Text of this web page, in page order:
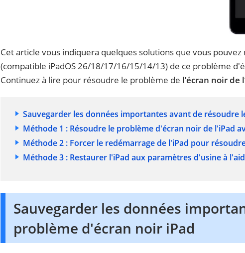
Cet article vous indiquera quelques solutions que vous
(compatible iPadOS 26/18/17/16/15/14/13) de ce problème
Continuez à lire pour résoudre le problème de l’écran noir de
Sauvegarder les données importantes avant de résoudre
Méthode 1 : Résoudre le problème d'écran noir de l'iPad
Méthode 2 : Forcer le redémarrage de l'iPad pour
Méthode 3 : Restaurer l'iPad aux paramètres d'usine à
Sauvegarder les données
problème d'écran noir iPad